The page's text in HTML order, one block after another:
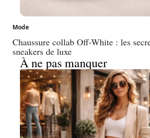
Mode
Chaussure collab Off-White : les
sneakers de luxe
À ne pas manquer